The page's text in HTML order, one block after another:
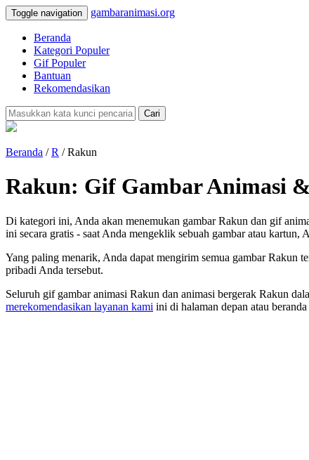
Toggle navigation gambaranimasi.org
Beranda
Kategori Populer
Gif Populer
Bantuan
Rekomendasikan
Cari
Beranda /R / Rakun
Rakun: Gif Gambar Animasi
Di kategori ini, Anda akan menemukan gambar Rakun dan gif
ini secara gratis - saat Anda mengeklik sebuah gambar atau kartun,
Yang paling menarik, Anda dapat mengirim semua gambar Rakun
pribadi Anda tersebut.
Seluruh gif gambar animasi Rakun dan animasi bergerak Rakun
merekomendasikan layanan kami ini di halaman depan atau